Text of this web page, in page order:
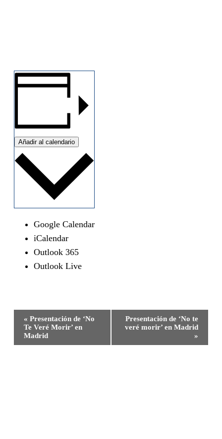
Añadir al calendario
Google Calendar
iCalendar
Outlook 365
Outlook Live
Navegación
del
« Presentación de ‘No
Te Veré Morir’ en
Madrid
Presentación de ‘No te
veré morir’ en Madrid
»